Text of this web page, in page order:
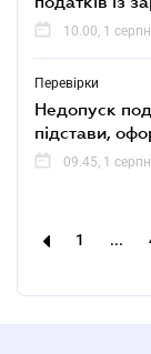
10.00, 1
Перевірки
Недопуск
підстави,
09.45, 1
1 ...